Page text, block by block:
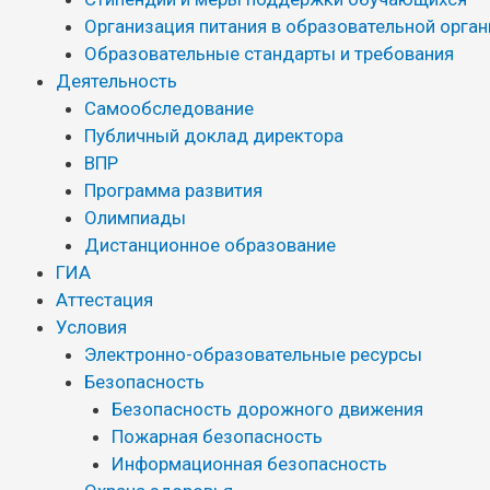
Организация питания в образовательной
Образовательные стандарты и требования
Деятельность
Самообследование
Публичный доклад директора
ВПР
Программа развития
Олимпиады
Дистанционное образование
ГИА
Аттестация
Условия
Электронно-образовательные ресурсы
Безопасность
Безопасность дорожного движения
Пожарная безопасность
Информационная безопасность